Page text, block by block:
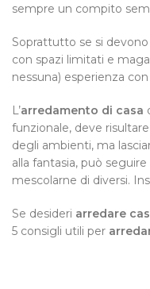
sempre un compito
Soprattutto se si
con spazi limitati e
nessuna) esperienza con
L’arredamento di casa
funzionale, deve
degli ambienti, ma
alla fantasia, può
mescolarne di diversi.
Se desideri arredare
5 consigli utili per